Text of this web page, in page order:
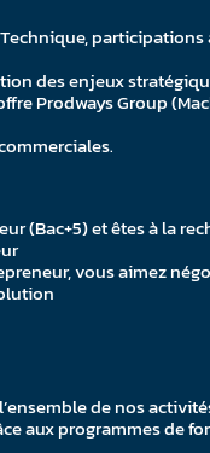
participations
des enjeux
Prodways Group
(Bac+5) et êtes à la
vous aimez
de nos
aux programmes